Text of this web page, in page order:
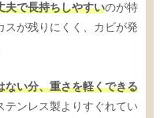
夫で長持ちしやすいのが特
スが残りにくく、カビが発
ない分、重さを軽くできる
テンレス製よりすぐれてい